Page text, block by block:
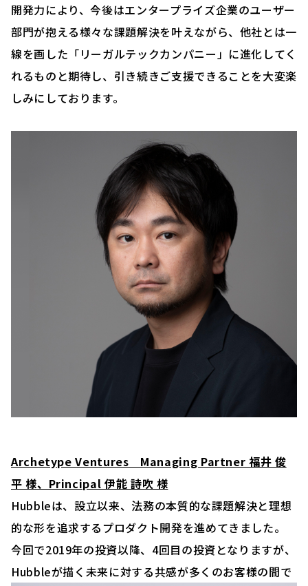
開発力により、今後はエンタープライズ企業のユーザー
部門が抱える様々な課題解決を叶えながら、他社とは一
線を画した「リーガルテックカンパニー」に進化してく
れるものと期待し、引き続きご支援できることを大変楽
しみにしております。
Archetype Ventures Managing Partner 福井 俊
平 様、Principal 伊能 詩吹 様
Hubbleは、設立以来、法務の本質的な課題解決と理想
的な形を追求するプロダクト開発を進めてきました。
今回で2019年の投資以降、4回目の投資となりますが、
Hubbleが描く未来に対する共感が多くのお客様の間で